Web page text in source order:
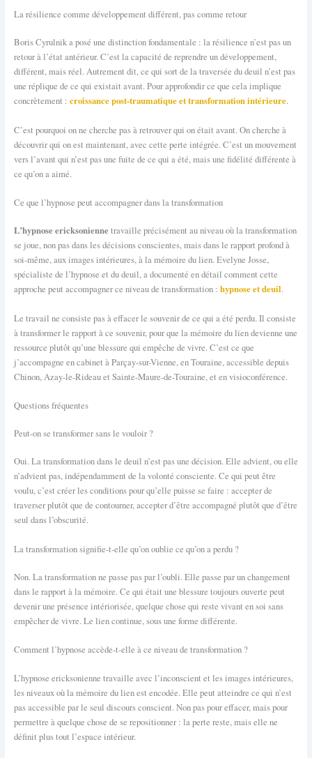
La résilience comme développement différent, pas comme retour
Boris Cyrulnik a posé une distinction fondamentale : la résilience n’est pas un
retour à l’état antérieur. C’est la capacité de reprendre un développement,
différent, mais réel. Autrement dit, ce qui sort de la traversée du deuil n’est pas
une réplique de ce qui existait avant. Pour approfondir ce que cela implique
concrètement : croissance post-traumatique et transformation intérieure.
C’est pourquoi on ne cherche pas à retrouver qui on était avant. On cherche à
découvrir qui on est maintenant, avec cette perte intégrée. C’est un mouvement
vers l’avant qui n’est pas une fuite de ce qui a été, mais une fidélité différente à
ce qu’on a aimé.
Ce que l’hypnose peut accompagner dans la transformation
L’hypnose ericksoniennetravaille précisément au niveau où la transformation
se joue, non pas dans les décisions conscientes, mais dans le rapport profond à
soi-même, aux images intérieures, à la mémoire du lien. Evelyne Josse,
spécialiste de l’hypnose et du deuil, a documenté en détail comment cette
approche peut accompagner ce niveau de transformation : hypnose et deuil.
Le travail ne consiste pas à effacer le souvenir de ce qui a été perdu. Il consiste
à transformer le rapport à ce souvenir, pour que la mémoire du lien devienne une
ressource plutôt qu’une blessure qui empêche de vivre. C’est ce que
j’accompagne en cabinet à Parçay-sur-Vienne, en Touraine, accessible depuis
Chinon, Azay-le-Rideau et Sainte-Maure-de-Touraine, et en visioconférence.
Questions fréquentes
Peut-on se transformer sans le vouloir ?
Oui. La transformation dans le deuil n’est pas une décision. Elle advient, ou elle
n’advient pas, indépendamment de la volonté consciente. Ce qui peut être
voulu, c’est créer les conditions pour qu’elle puisse se faire : accepter de
traverser plutôt que de contourner, accepter d’être accompagné plutôt que d’être
seul dans l’obscurité.
La transformation signifie-t-elle qu’on oublie ce qu’on a perdu ?
Non. La transformation ne passe pas par l’oubli. Elle passe par un changement
dans le rapport à la mémoire. Ce qui était une blessure toujours ouverte peut
devenir une présence intériorisée, quelque chose qui reste vivant en soi sans
empêcher de vivre. Le lien continue, sous une forme différente.
Comment l’hypnose accède-t-elle à ce niveau de transformation ?
L’hypnose ericksonienne travaille avec l’inconscient et les images intérieures,
les niveaux où la mémoire du lien est encodée. Elle peut atteindre ce qui n’est
pas accessible par le seul discours conscient. Non pas pour effacer, mais pour
permettre à quelque chose de se repositionner : la perte reste, mais elle ne
définit plus tout l’espace intérieur.